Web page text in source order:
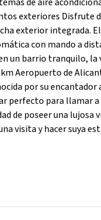
de aire
exteriores Disfrute
exterior integrada.
con mando a
un barrio tranquilo,
Aeropuerto de
por su
perfecto para llamar
de poseer una lujosa
visita y hacer suya